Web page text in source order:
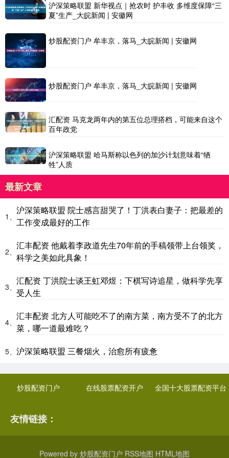
沪深策略联盟 新华视点｜抢农时 护丰收 多维度保障“三
夏”生产_大皖新闻 | 安徽网
炒股配资门户 牟丰京，落马_大皖新闻 | 安徽网
炒股配资门户 牟丰京，落马_大皖新闻 | 安徽网
汇配资 马克龙两年内的第五位总理搭档，可能来自这个
百年政党
沪深策略联盟 哈马斯称以色列的加沙计划意味着“牺
牲”人质
最新文章
1、
沪深策略联盟 院士感言甜哭了！丁洪表白妻子：把最差的
工作变成最好的工作
2、
汇丰配资 他戴着李政道先生70年前的手稿领带上台领奖，
科学之美如此具象！
3、
汇配资 丁洪院士谈王虹邓煜：下棋写诗追星，做科学先享
受人生
4、
汇丰配资 北方人可能吃不了的南方菜，南方受不了的北方
菜，哪一道最难吃？
5、 沪深策略联盟 三餐烟火，治愈所有疲惫
炒股配资门户 在线股票配资开户 全国十大股票配资平台
友情链接：
Powered by 炒股配资门户 RSS地图 HTML地图